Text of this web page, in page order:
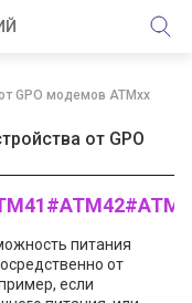
GPO модемов АТМxx
от GPO
#ATM42
питания
от
если